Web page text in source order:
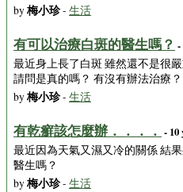
by梅小珍- 生活
有可以治療白斑的醫生嗎？ -
最近身上長了白斑 雖然還不是很
請問是真的嗎？ 有沒有辦法治療？
by梅小珍- 生活
有乾癬該怎麼辦．．．． - 10
最近因為天氣又濕又冷的關係 結
醫生嗎？
by梅小珍- 生活